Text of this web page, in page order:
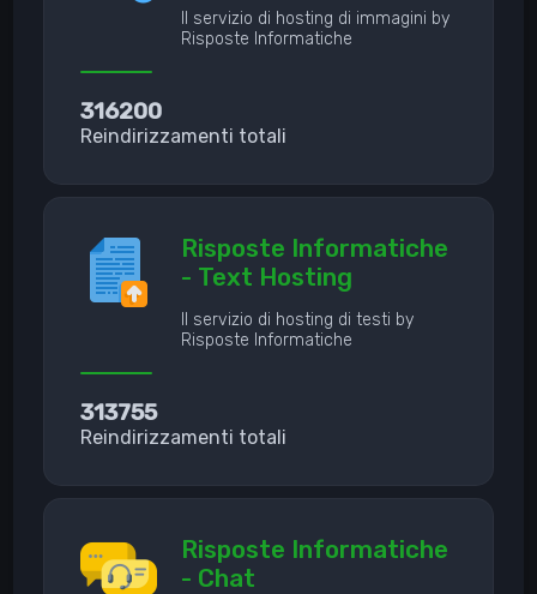
Il servizio di hosting di immagini by
Risposte Informatiche
316200
Reindirizzamenti totali
Risposte Informatiche
- Text Hosting
Il servizio di hosting di testi by
Risposte Informatiche
313755
Reindirizzamenti totali
Risposte Informatiche
- Chat